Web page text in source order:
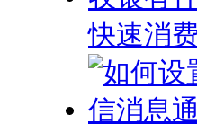
快速消